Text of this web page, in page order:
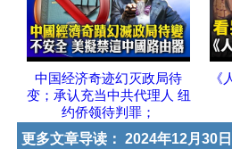
中国经济奇迹幻灭政局待
变；承认充当中共代理人 纽
约侨领待判罪；
更多文章导读： 2024年12月30日